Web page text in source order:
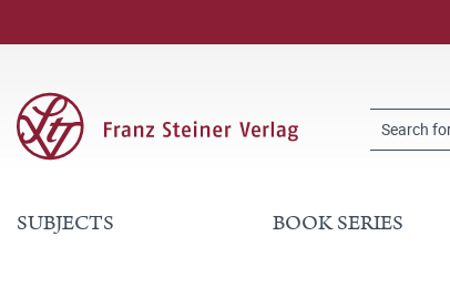
SUBJECTS BOOK SERIES